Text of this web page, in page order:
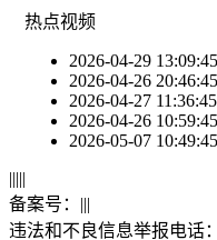
热点视频
2026-04-29 13:09:45
2026-04-26 20:46:45
2026-04-27 11:36:45
2026-04-26 10:59:45
2026-05-07 10:49:45
|||||
备案号： |||
违法和不良信息举报电话